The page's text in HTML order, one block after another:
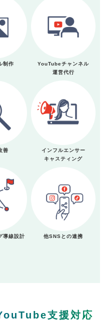
制作
YouTubeチャンネル
運営代行
善
インフルエンサー
キャスティング
導線設計 他SNSとの連携
支援対応